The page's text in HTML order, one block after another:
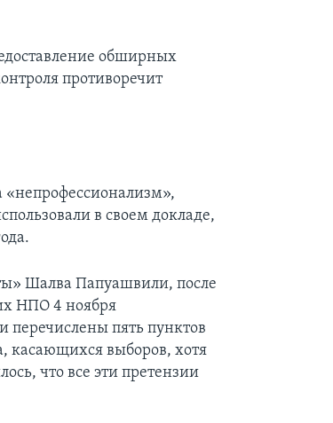
обширных
противоречит
«непрофессионализм»,
в своем докладе,
Шалва Папуашвили, после
НПО 4 ноября
перечислены пять пунктов
касающихся выборов, хотя
что все эти претензии